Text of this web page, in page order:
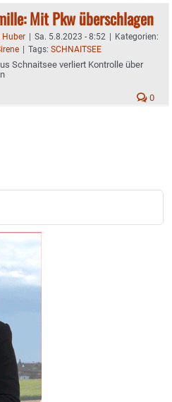
Mit Pkw überschlagen
Huber | Sa. 5.8.2023 - 8:52 | Kategorien:
| Tags: SCHNAITSEE
Schnaitsee verliert Kontrolle über
0